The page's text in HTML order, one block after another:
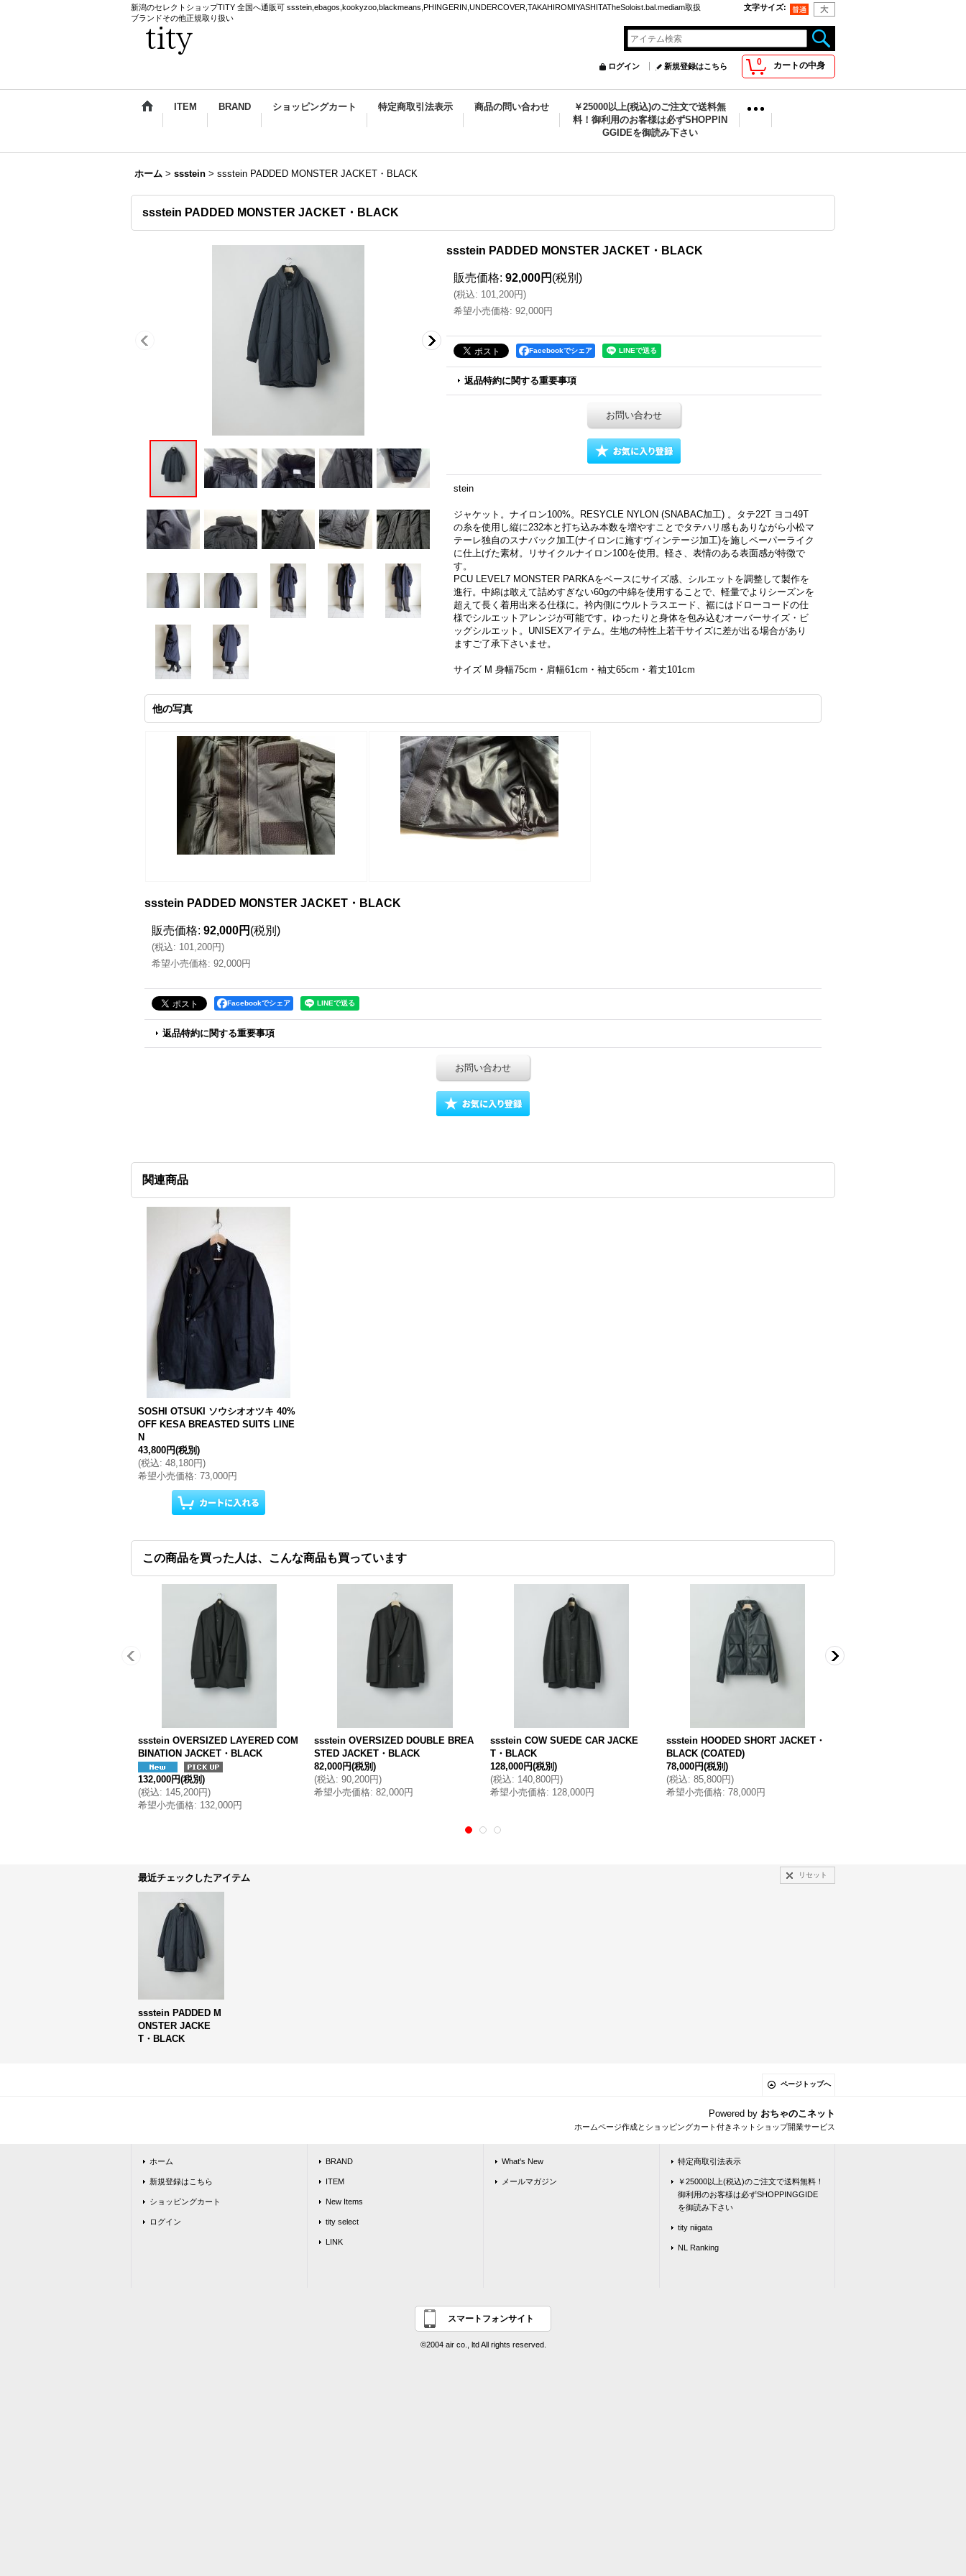
新潟のセレクトショップTITY 全国へ通販可 ssstein,ebagos,kookyzoo,blackmeans,PHINGERIN,UNDERCOVER,TAKAHIROMIYASHITATheSoloist.bal.mediam取扱
ブランドその他正規取り扱い
文字サイズ:
0 カートの中身
ログイン 新規登録はこちら
ITEM BRAND ショッピングカート 特定商取引法表示 商品の問い合わせ
￥25000以上(税込)のご注文で送料無
料！御利用のお客様は必ずSHOPPIN
GGIDEを御読み下さい
ホーム > ssstein > ssstein PADDED MONSTER JACKET・BLACK
ssstein PADDED MONSTER JACKET・BLACK
ssstein PADDED MONSTER JACKET・BLACK
販売価格: 92,000円 (税別)
(税込: 101,200円)
希望小売価格: 92,000円
Facebookでシェア
返品特約に関する重要事項
お問い合わせ
stein
ジャケット。ナイロン100%。RESYCLE NYLON (SNABAC加工) 。タテ22T ヨコ49T
の糸を使用し縦に232本と打ち込み本数を増やすことでタテハリ感もありながら小松マ
テーレ独自のスナバック加工(ナイロンに施すヴィンテージ加工)を施しペーパーライク
に仕上げた素材。リサイクルナイロン100を使用。軽さ、表情のある表面感が特徴で
す。
PCU LEVEL7 MONSTER PARKAをベースにサイズ感、シルエットを調整して製作を
進行。中綿は敢えて詰めすぎない60gの中綿を使用することで、軽量でよりシーズンを
超えて長く着用出来る仕様に。衿内側にウルトラスエード、裾にはドローコードの仕
様でシルエットアレンジが可能です。ゆったりと身体を包み込むオーバーサイズ・ビ
ッグシルエット。UNISEXアイテム。生地の特性上若干サイズに差が出る場合があり
ますご了承下さいませ。
サイズ M 身幅75cm・肩幅61cm・袖丈65cm・着丈101cm
他の写真
ssstein PADDED MONSTER JACKET・BLACK
販売価格: 92,000円 (税別)
(税込: 101,200円)
希望小売価格: 92,000円
Facebookでシェア
返品特約に関する重要事項
お問い合わせ
関連商品
SOSHI OTSUKI ソウシオオツキ 40%
OFF KESA BREASTED SUITS LINE
N
43,800円(税別)
(税込: 48,180円)
希望小売価格: 73,000円
この商品を買った人は、こんな商品も買っています
ssstein OVERSIZED LAYERED COM
BINATION JACKET・BLACK
132,000円(税別)
(税込: 145,200円)
希望小売価格: 132,000円
ssstein OVERSIZED DOUBLE BREA
STED JACKET・BLACK
82,000円(税別)
(税込: 90,200円)
希望小売価格: 82,000円
ssstein COW SUEDE CAR JACKE
T・BLACK
128,000円(税別)
(税込: 140,800円)
希望小売価格: 128,000円
ssstein HOODED SHORT JACKET・
BLACK (COATED)
78,000円(税別)
(税込: 85,800円)
希望小売価格: 78,000円
最近チェックしたアイテム リセット
ssstein PADDED M
ONSTER JACKE
T・BLACK
ページトップへ
Powered by おちゃのこネット
ホームページ作成とショッピングカート付きネットショップ開業サービス
ホーム
新規登録はこちら
ショッピングカート
ログイン
BRAND
ITEM
New Items
tity select
LINK
What's New
メールマガジン
特定商取引法表示
￥25000以上(税込)のご注文で送料無料！
御利用のお客様は必ずSHOPPINGGIDE
を御読み下さい
tity niigata
NL Ranking
スマートフォンサイト
©2004 air co., ltd All rights reserved.